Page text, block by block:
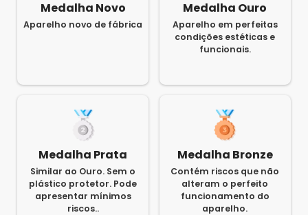
Medalha Novo
Aparelho novo de fábrica
Medalha Ouro
Aparelho em perfeitas
condições estéticas e
funcionais.
Medalha Prata
Similar ao Ouro. Sem o
plástico protetor. Pode
apresentar mínimos
riscos..
Medalha Bronze
Contém riscos que não
alteram o perfeito
funcionamento do
aparelho.